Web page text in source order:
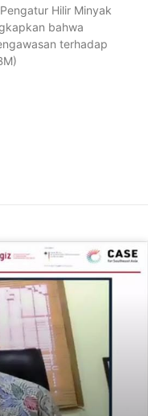
Hilir Minyak
bahwa
terhadap